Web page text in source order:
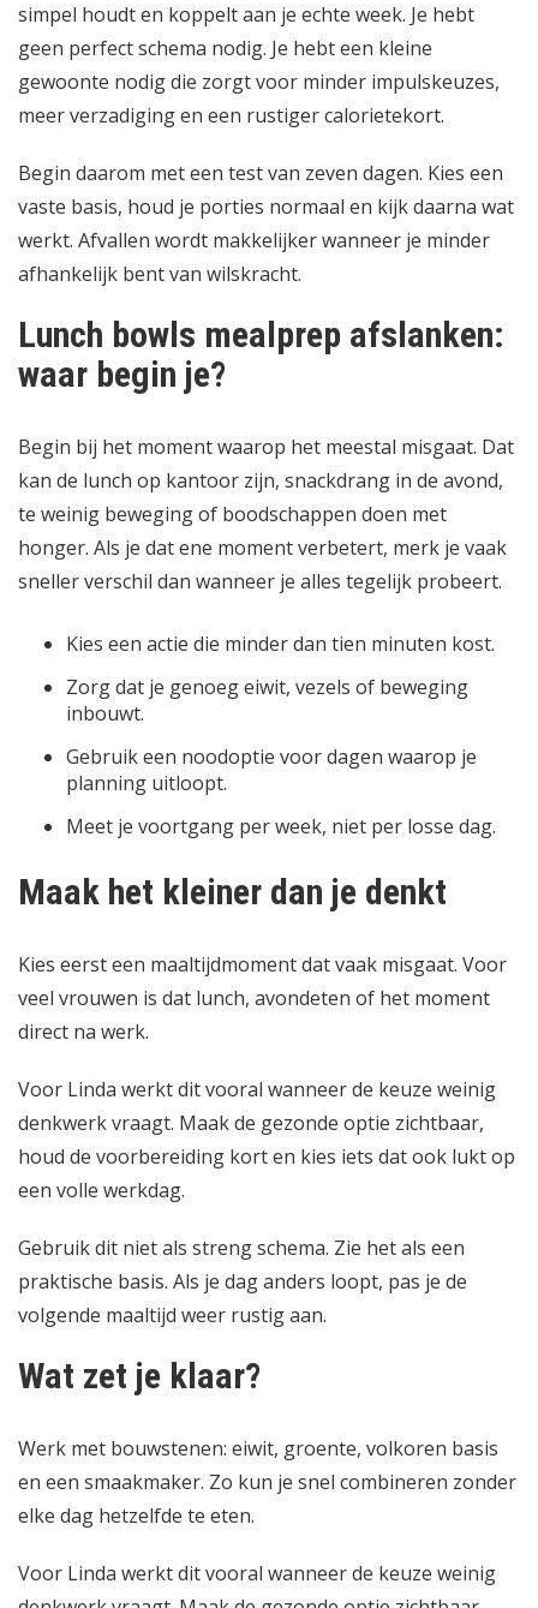
simpel houdt en koppelt aan je echte week. Je hebt
geen perfect schema nodig. Je hebt een kleine
gewoonte nodig die zorgt voor minder impulskeuzes,
meer verzadiging en een rustiger calorietekort.
Begin daarom met een test van zeven dagen. Kies een
vaste basis, houd je porties normaal en kijk daarna wat
werkt. Afvallen wordt makkelijker wanneer je minder
afhankelijk bent van wilskracht.
Lunch bowls mealprep afslanken:
waar begin je?
Begin bij het moment waarop het meestal misgaat. Dat
kan de lunch op kantoor zijn, snackdrang in de avond,
te weinig beweging of boodschappen doen met
honger. Als je dat ene moment verbetert, merk je vaak
sneller verschil dan wanneer je alles tegelijk probeert.
Kies een actie die minder dan tien minuten kost.
Zorg dat je genoeg eiwit, vezels of beweging
inbouwt.
Gebruik een noodoptie voor dagen waarop je
planning uitloopt.
Meet je voortgang per week, niet per losse dag.
Maak het kleiner dan je denkt
Kies eerst een maaltijdmoment dat vaak misgaat. Voor
veel vrouwen is dat lunch, avondeten of het moment
direct na werk.
Voor Linda werkt dit vooral wanneer de keuze weinig
denkwerk vraagt. Maak de gezonde optie zichtbaar,
houd de voorbereiding kort en kies iets dat ook lukt op
een volle werkdag.
Gebruik dit niet als streng schema. Zie het als een
praktische basis. Als je dag anders loopt, pas je de
volgende maaltijd weer rustig aan.
Wat zet je klaar?
Werk met bouwstenen: eiwit, groente, volkoren basis
en een smaakmaker. Zo kun je snel combineren zonder
elke dag hetzelfde te eten.
Voor Linda werkt dit vooral wanneer de keuze weinig